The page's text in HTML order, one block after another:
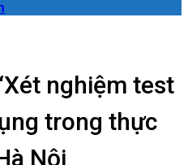
nghiệm test
trong thực
Nội